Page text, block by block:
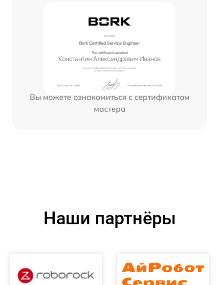
Вы можете ознакомиться с сертификатом
мастера
Наши партнёры